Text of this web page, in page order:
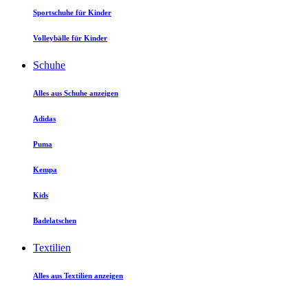
Sportschuhe für Kinder
Volleybälle für Kinder
Schuhe
Alles aus Schuhe anzeigen
Adidas
Puma
Kempa
Kids
Badelatschen
Textilien
Alles aus Textilien anzeigen